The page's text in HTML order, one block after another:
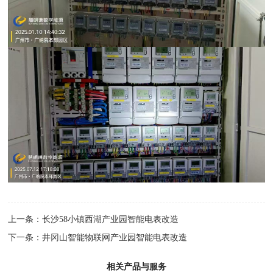
上一条：长沙58小镇西湖产业园智能电表改造
下一条：井冈山智能物联网产业园智能电表改造
相关产品与服务